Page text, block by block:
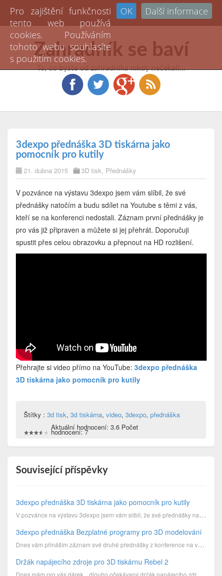
Zahradník se baví
To, co byste od zahradníka nikdy nečekali...
3dexpo přednáška 3D tiskárna jako
pomocník pro kutily
21. dubna 2015 3D tisk, Přednášky
V pozvánce na výstavu 3dexpo jsem vám slíbil, že své
přednášky natočím a budu sdílet na Youtube s těmi z vás,
kteří se na konferenci nedostali. Záznam první přednášky je
pro vás již připraven a můžete si jej přehrát. Doporučuji
spustit přes celou obrazovku a přepnout na HD rozlišení.
Přehrajte si video přímo na YouTube: 3dexpo přednáška
3D tiskárna jako pomocník pro kutily
Štítky : 3d tisk, 3d tiskárna, video, 3dexpo, přednáška
Aktuální hodnocení: 3.6 Počet
hodnocení: 7
Související příspěvky
3dexpo přednáška 3D tiskárna jako pomocník pro kutily
V pozvánce na výstavu 3dexpo jsem vám slíbil, že své přednášky natočím a budu sdílet na Youtube...
3dexpo přednáška Bezplatné programy pro 3D modelování
Dnes vám přináším záznam své druhé přednášky z konference na výstavě 3dexpo, která je věnovaná bezpl...
Držák napájecího zdroje pro 3D tiskárnu Rebel 2
Pro zajištění funkčnosti
tento web používá
cookies. Používáním
tohoto webu souhlasíte
s použitím cookies.
OK Další informace